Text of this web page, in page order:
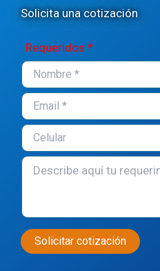
Solicita una cotización
Requeridos *